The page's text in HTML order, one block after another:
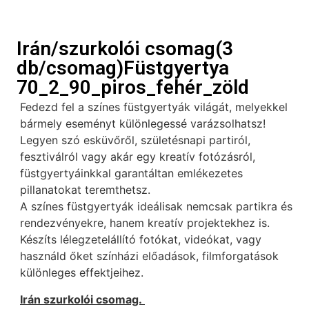
Irán/szurkolói csomag(3
db/csomag)Füstgyertya
70_2_90_piros_fehér_zöld
Fedezd fel a színes füstgyertyák világát, melyekkel
bármely eseményt különlegessé varázsolhatsz!
Legyen szó esküvőről, születésnapi partiról,
fesztiválról vagy akár egy kreatív fotózásról,
füstgyertyáinkkal garantáltan emlékezetes
pillanatokat teremthetsz.
A színes füstgyertyák ideálisak nemcsak partikra és
rendezvényekre, hanem kreatív projektekhez is.
Készíts lélegzetelállító fotókat, videókat, vagy
használd őket színházi előadások, filmforgatások
különleges effektjeihez.
Irán szurkolói csomag.